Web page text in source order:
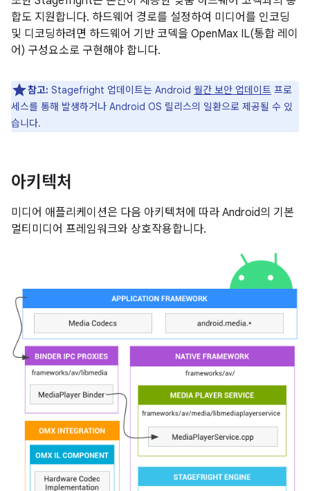
합도 지원합니다. 하드웨어 경로를 설정하여 미디어를 인코딩
및 디코딩하려면 하드웨어 기반 코덱을 OpenMax IL(통합 레이
어) 구성요소로 구현해야 합니다.
참고: Stagefright 업데이트는 Android 월간 보안 업데이트 프로
세스를 통해 발생하거나 Android OS 릴리스의 일환으로 제공될 수 있
습니다.
아키텍처
미디어 애플리케이션은 다음 아키텍처에 따라 Android의 기본
멀티미디어 프레임워크와 상호작용합니다.